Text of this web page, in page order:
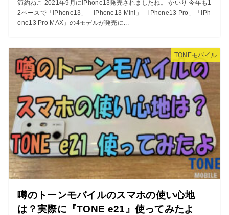
節約ねこ 2021年9月にiPhone13発売されましたね。 かいり 今年も1
2ベースで「iPhone13」「iPhone13 Mini」「iPhone13 Pro」「iPh
one13 Pro MAX」の4モデルが発売に...
TONEモバイル
噂のトーンモバイルのスマホの使い心地
は？実際に『TONE e21』使ってみたよ